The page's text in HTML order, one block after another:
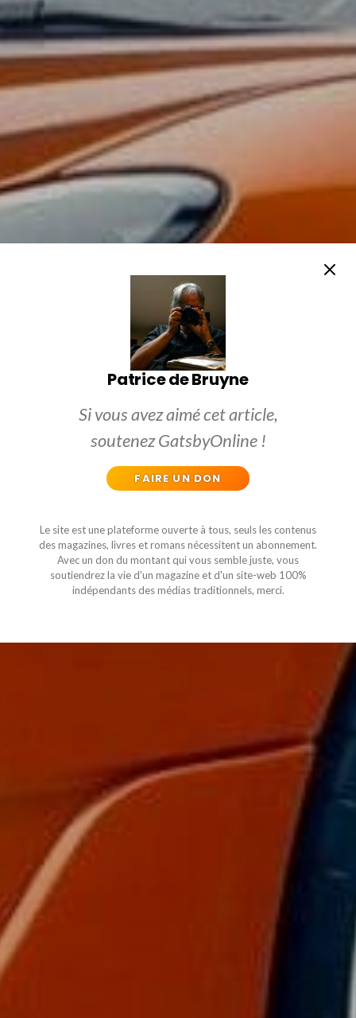
Patrice de Bruyne
Si vous avez aimé cet article,
soutenez GatsbyOnline !
FAIRE UN DON
Le site est une plateforme ouverte à tous, seuls les contenus
des magazines, livres et romans nécessitent un abonnement.
Avec un don du montant qui vous semble juste, vous
soutiendrez la vie d'un magazine et d'un site-web 100%
indépendants des médias traditionnels, merci.